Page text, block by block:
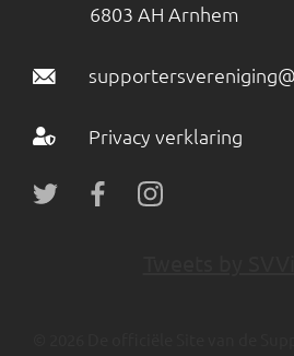
6803 AH Arnhem
Privacy verklaring